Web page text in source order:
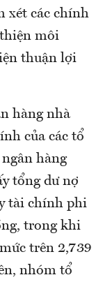
xét các chính
môi
thuận lợi
hàng nhà
của các tổ
hàng
tổng dư nợ
tài chính phi
trong khi
trên 2,739
nhóm tổ